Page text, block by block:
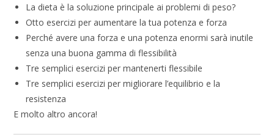
La dieta è la soluzione principale ai problemi di peso?
Otto esercizi per aumentare la tua potenza e forza
Perché avere una forza e una potenza enormi sarà inutile
senza una buona gamma di flessibilità
Tre semplici esercizi per mantenerti flessibile
Tre semplici esercizi per migliorare l’equilibrio e la
resistenza
E molto altro ancora!